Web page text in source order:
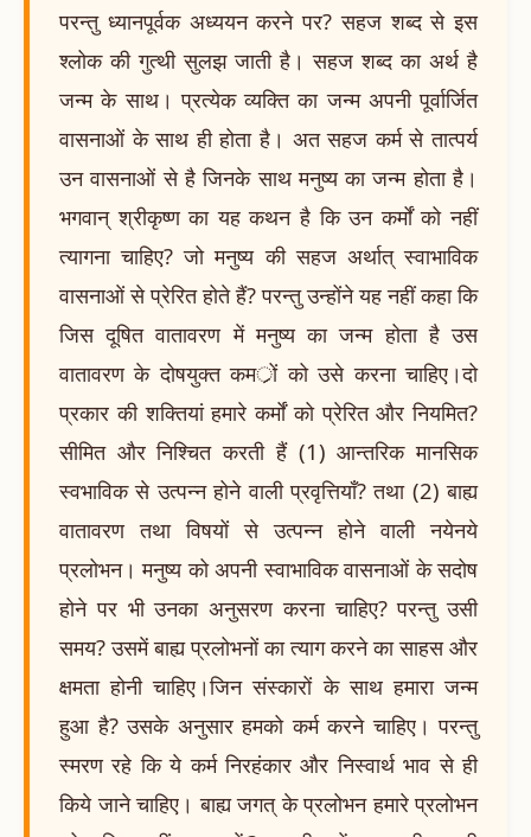
परन्तु ध्यानपूर्वक अध्ययन करने पर? सहज शब्द से इस
श्लोक की गुत्थी सुलझ जाती है। सहज शब्द का अर्थ है
जन्म के साथ। प्रत्येक व्यक्ति का जन्म अपनी पूर्वार्जित
वासनाओं के साथ ही होता है। अत सहज कर्म से तात्पर्य
उन वासनाओं से है जिनके साथ मनुष्य का जन्म होता है।
भगवान् श्रीकृष्ण का यह कथन है कि उन कर्मों को नहीं
त्यागना चाहिए? जो मनुष्य की सहज अर्थात् स्वाभाविक
वासनाओं से प्रेरित होते हैं? परन्तु उन्होंने यह नहीं कहा कि
जिस दूषित वातावरण में मनुष्य का जन्म होता है उस
वातावरण के दोषयुक्त कमर्ों को उसे करना चाहिए।दो
प्रकार की शक्तियां हमारे कर्मों को प्रेरित और नियमित?
सीमित और निश्चित करती हैं (1) आन्तरिक मानसिक
स्वभाविक से उत्पन्न होने वाली प्रवृत्तियाँ? तथा (2) बाह्य
वातावरण तथा विषयों से उत्पन्न होने वाली नयेनये
प्रलोभन। मनुष्य को अपनी स्वाभाविक वासनाओं के सदोष
होने पर भी उनका अनुसरण करना चाहिए? परन्तु उसी
समय? उसमें बाह्य प्रलोभनों का त्याग करने का साहस और
क्षमता होनी चाहिए।जिन संस्कारों के साथ हमारा जन्म
हुआ है? उसके अनुसार हमको कर्म करने चाहिए। परन्तु
स्मरण रहे कि ये कर्म निरहंकार और निस्वार्थ भाव से ही
किये जाने चाहिए। बाह्य जगत् के प्रलोभन हमारे प्रलोभन